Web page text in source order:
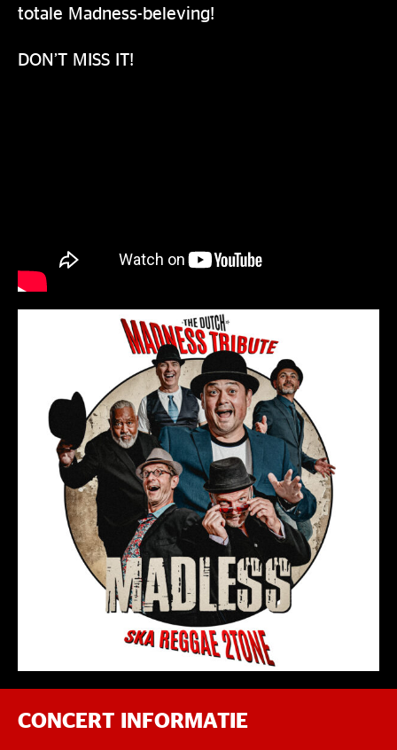
totale Madness-beleving!
DON’T MISS IT!
CONCERT INFORMATIE